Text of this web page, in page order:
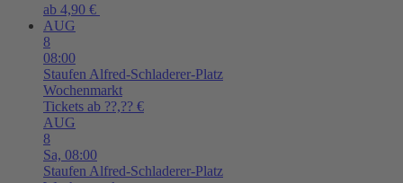
ab 4,90 €
AUG
8
08:00
Staufen Alfred-Schladerer-Platz
Wochenmarkt
Tickets ab ??,?? €
AUG
8
Sa, 08:00
Staufen Alfred-Schladerer-Platz